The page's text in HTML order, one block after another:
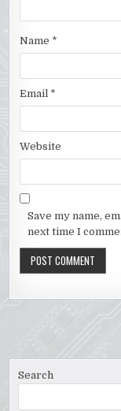
Name *
Email *
Website
Save my name,
next time I
Search